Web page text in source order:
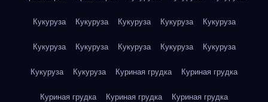
Кукуруза Кукуруза Кукуруза Кукуруза Кукуруза
Кукуруза Кукуруза Кукуруза Кукуруза Кукуруза
Кукуруза Кукуруза Куриная грудка Куриная грудка
Куриная грудка Куриная грудка Куриная грудка